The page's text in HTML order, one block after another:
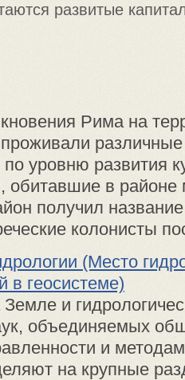
развитые
Рима на
уровню развития
обитавшие в
получил
колонисты
(Место
в геосистеме)
и
объединяемых
и
на крупные